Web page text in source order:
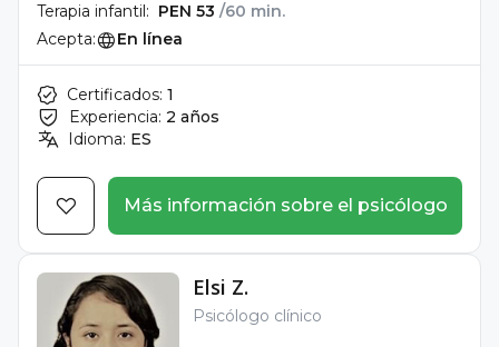
Terapia infantil: PEN 53 /60 min.
Acepta:
En línea
Certificados: 1
Experiencia: 2 años
Idioma: ES
Más información sobre el psicólogo
Elsi Z.
Psicólogo clínico